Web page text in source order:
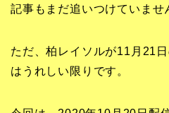
記事もまだ追いつけていませ
ただ、柏レイソルが11月21
はうれしい限りです。